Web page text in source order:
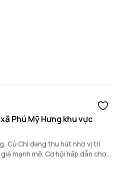
Phú Mỹ Hưng khu vực
Củ Chi đang thu hút nhờ vị trí
mạnh mẽ. Cơ hội hấp dẫn cho
làm.